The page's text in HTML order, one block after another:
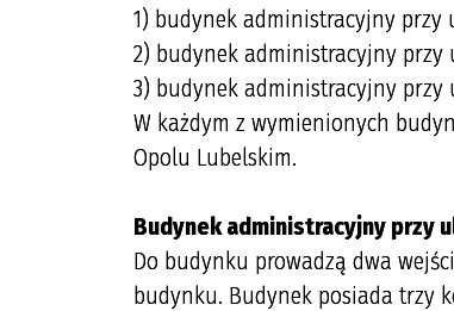
1) budynek administracyjny przy
2) budynek administracyjny przy
3) budynek administracyjny przy
W każdym z wymienionych
Opolu Lubelskim.
Budynek administracyjny przy
Do budynku prowadzą dwa
budynku. Budynek posiada trzy